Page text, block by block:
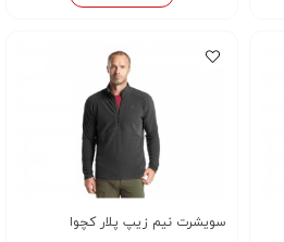
سویشرت نیم زیپ پلار کچوا